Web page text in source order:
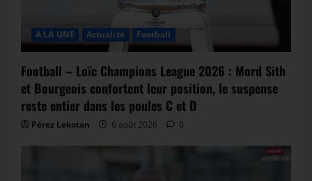
A LA UNE Actualité Football
Football – Loïc Champions League 2026 : Mord Sith
et Bourgeois confortent leur position, le suspense
reste entier dans les poules C et D
Pérez Lekotan 6 août 2026 0